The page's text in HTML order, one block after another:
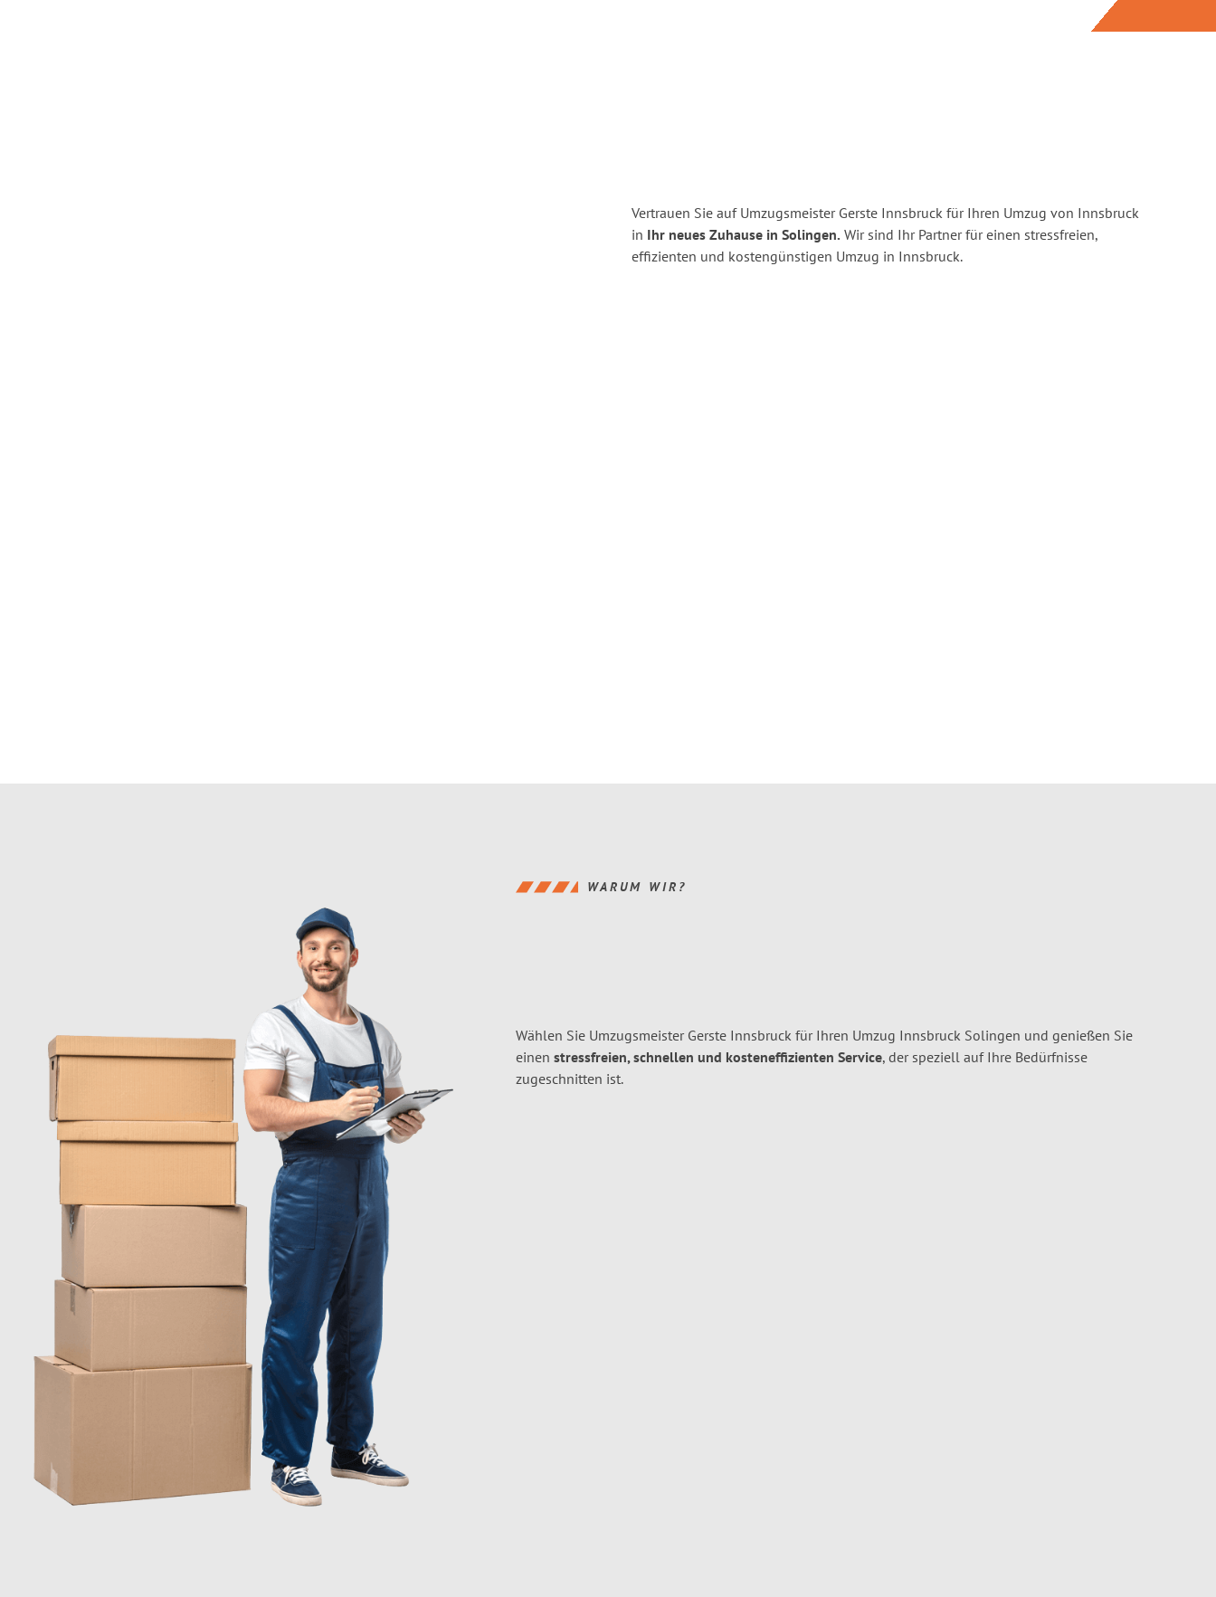
Vertrauen Sie auf Umzugsmeister Gerste Innsbruck für Ihren Umzug von Innsbruck
in Ihr neues Zuhause in Solingen. Wir sind Ihr Partner für einen stressfreien,
effizienten und kostengünstigen Umzug in Innsbruck.
WARUM WIR?
Wählen Sie Umzugsmeister Gerste Innsbruck für Ihren Umzug Innsbruck Solingen und genießen Sie
einen stressfreien, schnellen und kosteneffizienten Service, der speziell auf Ihre Bedürfnisse
zugeschnitten ist.